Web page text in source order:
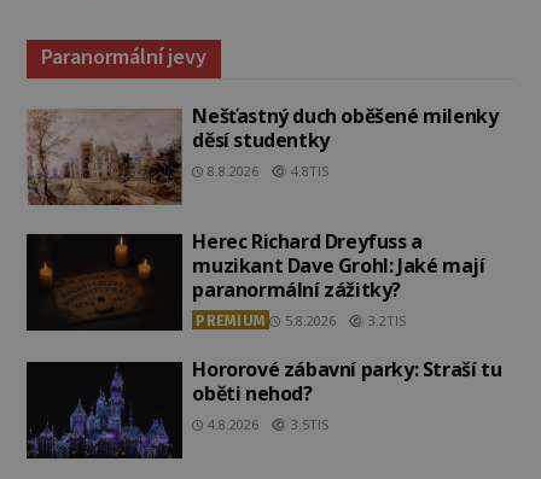
Paranormální jevy
Nešťastný duch oběšené milenky
děsí studentky
8.8.2026 4.8TIS
Herec Richard Dreyfuss a
muzikant Dave Grohl: Jaké mají
paranormální zážitky?
PREMIUM 5.8.2026 3.2TIS
Hororové zábavní parky: Straší tu
oběti nehod?
4.8.2026 3.5TIS